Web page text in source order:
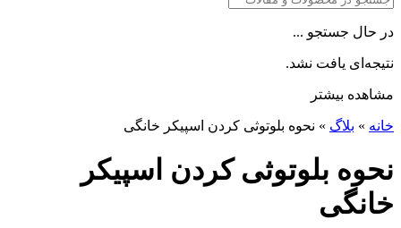
در حال جستجو ...
نتیجه‌ای یافت نشد.
مشاهده بیشتر
خانه » بلاگ » نحوه بلوتوثی کردن اسپیکر خانگی
نحوه بلوتوثی کردن اسپیکر
خانگی